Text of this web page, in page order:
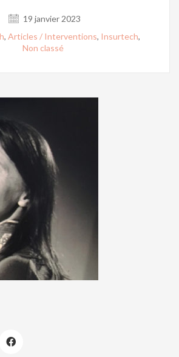
19 janvier 2023
, Articles / Interventions, Insurtech,
Non classé